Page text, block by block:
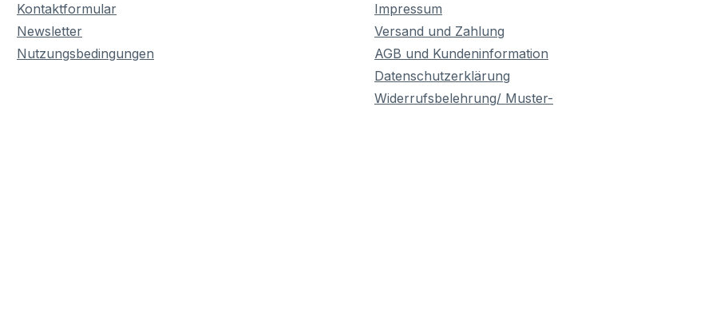
Kontaktformular
Newsletter
Nutzungsbedingungen
Impressum
Versand und Zahlung
AGB und Kundeninformation
Datenschutzerklärung
Widerrufsbelehrung/ Muster-